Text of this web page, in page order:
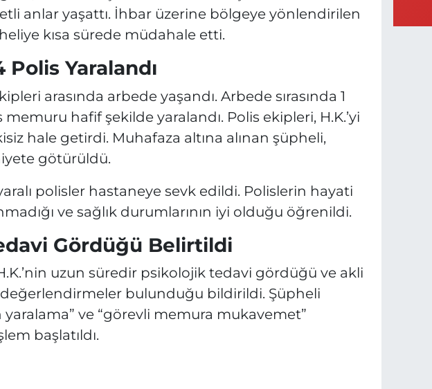
anlar yaşattı. İhbar üzerine bölgeye yönlendirilen
kısa sürede müdahale etti.
Polis Yaralandı
arasında arbede yaşandı. Arbede sırasında 1
hafif şekilde yaralandı. Polis ekipleri, H.K.’yi
hale getirdi. Muhafaza altına alınan şüpheli,
götürüldü.
polisler hastaneye sevk edildi. Polislerin hayati
ve sağlık durumlarının iyi olduğu öğrenildi.
Gördüğü Belirtildi
uzun süredir psikolojik tedavi gördüğü ve akli
bulunduğu bildirildi. Şüpheli
yaralama” ve “görevli memura mukavemet”
başlatıldı.